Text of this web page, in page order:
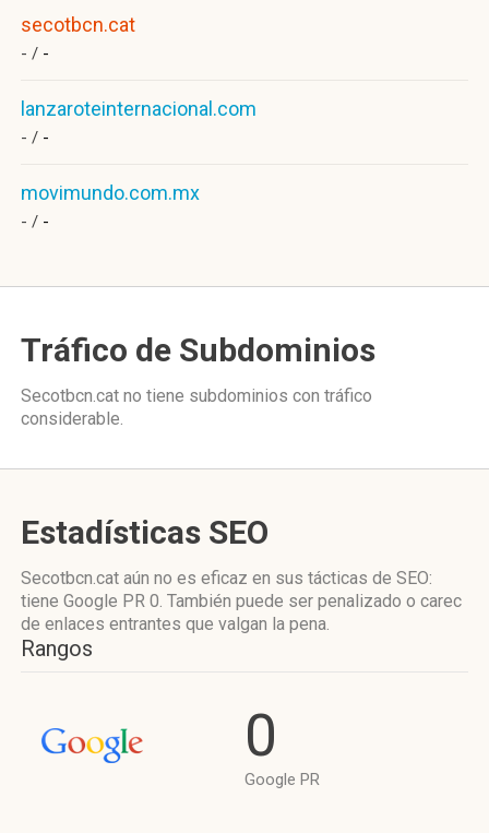
secotbcn.cat
- / -
lanzaroteinternacional.com
- / -
movimundo.com.mx
- / -
Tráfico de Subdominios
Secotbcn.cat no tiene subdominios con tráfico
considerable.
Estadísticas SEO
Secotbcn.cat aún no es eficaz en sus tácticas de SEO:
tiene Google PR 0. También puede ser penalizado o carec
de enlaces entrantes que valgan la pena.
Rangos
0
Google PR